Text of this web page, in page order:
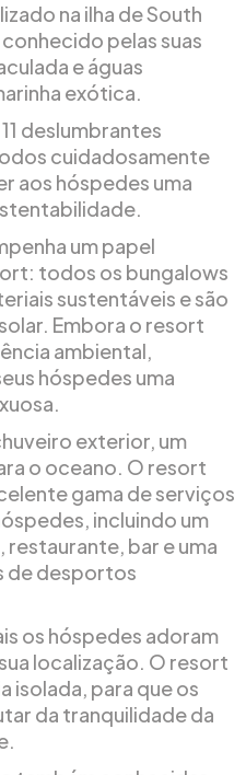
na ilha de South
pelas suas
e águas
exótica.
deslumbrantes
cuidadosamente
aos hóspedes uma
um papel
todos os bungalows
sustentáveis e são
Embora o resort
ambiental,
hóspedes uma
exterior, um
o oceano. O resort
gama de serviços
incluindo um
bar e uma
de desportos
os hóspedes adoram
localização. O resort
isolada, para que os
da tranquilidade da